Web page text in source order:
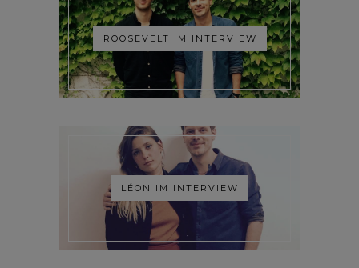
ROOSEVELT IM INTERVIEW
LÉON IM INTERVIEW